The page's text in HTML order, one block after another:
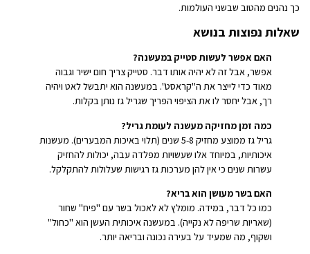
כך נהנים מהטוב שבשני העולמות.
שאלות נפוצות בנושא
האם אפשר לעשות סטייק במעשנה?
אפשר, אבל זה לא יהיה אותו דבר. סטייק צריך חום ישיר וגבוה
מאוד כדי לייצר את ה"קראסט". במעשנה הוא יתבשל לאט ויהיה
רך, אבל יחסר לו את הציפוי הפריך שגריל גז נותן בקלות.
כמה זמן מחזיקה מעשנה לעומת גריל?
גריל גז ממוצע מחזיק 5-8 שנים (תלוי באיכות המבערים). מעשנות
איכותיות, במיוחד אלו שעשויות מפלדה עבה, יכולות להחזיק
עשרות שנים כי אין להן מערכות גז רגישות שעלולות להתקלקל.
האם בשר מעושן הוא בריא?
כמו כל דבר, במידה. מומלץ לא לאכול בשר עם "פיח" שחור
(שאריות שריפה לא נקייה). במעשנה איכותית העשן הוא "כחול"
ושקוף, מה שמעיד על בעירה נכונה ובריאה יותר.